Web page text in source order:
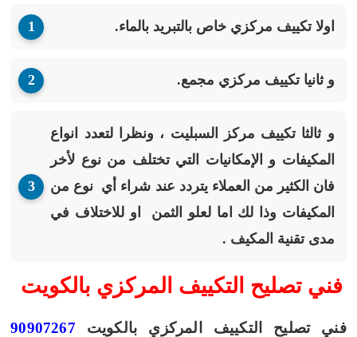
اولا تكييف مركزي خاص بالتبريد بالماء.
و ثانيا تكييف مركزي مجمع.
و ثالثا تكييف مركز السبليت ، ونظرا لتعدد انواع
المكيفات و الإمكانيات التي تختلف من نوع لأخر
فان الكثير من العملاء يتردد عند شراء أي نوع من
المكيفات وذا لك اما لعلو الثمن او للاختلاف في
مدى تقنية المكيف .
فني تصليح التكييف المركزي بالكويت
فني تصليح التكييف المركزي بالكويت
90907267